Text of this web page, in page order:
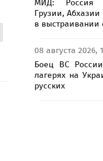
МИД: Россия
Грузии,
в выстраивании
08 августа 2026,
Боец ВС
лагерях на
русских